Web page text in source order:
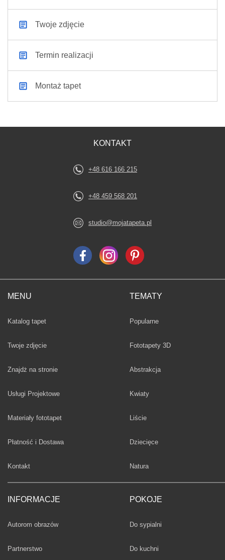
Twoje zdjęcie
Termin realizacji
Montaż tapet
MENU
Katalog tapet
Twoje zdjęcie
Znajdż na stronie
Usługi Projektowe
Materiały fototapet
Płatność i Dostawa
Kontakt
INFORMACJE
Autorom obrazów
Partnerstwo
TEMATY
Fototapety
Popularne
Fototapety 3D
Fototapety
Abstrakcja
Fototapety
Kwiaty
Fototapety
Liście
Fototapety
Dziecięce
Fototapety
Natura
POKOJE
Fototapety
Do sypialni
Fototapety
Do kuchni
KONTAKT
+48 616 166 215
+48 459 568 201
studio@mojatapeta.pl